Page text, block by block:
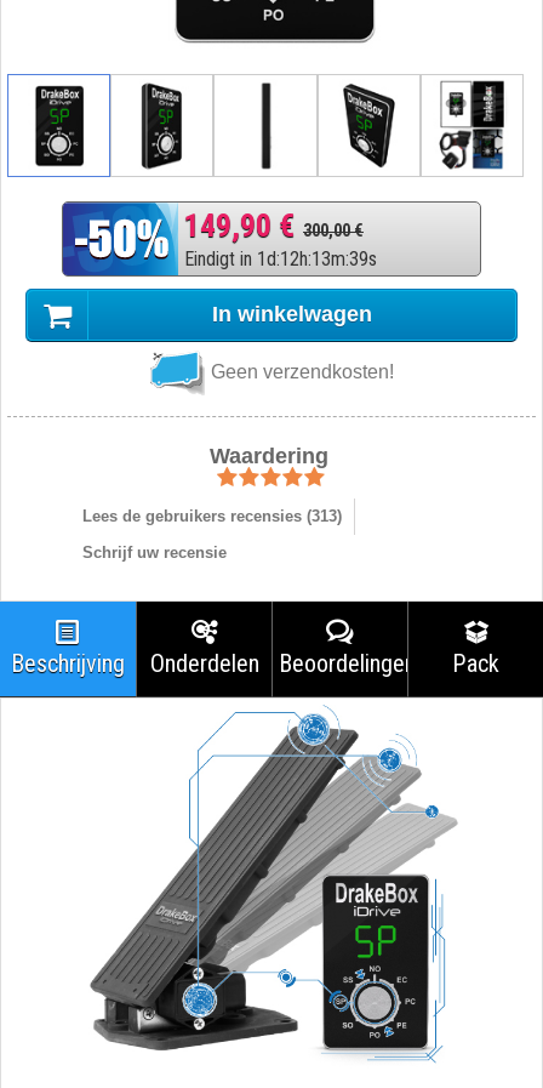
149,90 € 300,00 €
Eindigt in 1d:12h:13m:38s
In winkelwagen
Geen verzendkosten!
Waardering
Lees de gebruikers recensies (313)
Schrijf uw recensie
Beschrijving Onderdelen Beoordelingen Pack